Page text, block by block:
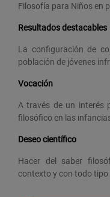
Filosofía para Niños en
Resultados destacables
La configuración de
población de jóvenes
Vocación
A través de un interés
filosófico en las
Deseo científico
Hacer del saber
contexto y con todo tipo